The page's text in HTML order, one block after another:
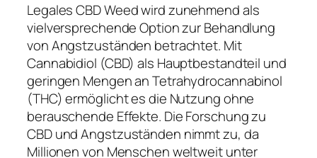
Legales CBD Weed wird zunehmend als
vielversprechende Option zur Behandlung
von Angstzuständen betrachtet. Mit
Cannabidiol (CBD) als Hauptbestandteil und
geringen Mengen an Tetrahydrocannabinol
(THC) ermöglicht es die Nutzung ohne
berauschende Effekte. Die Forschung zu
CBD und Angstzuständen nimmt zu, da
Millionen von Menschen weltweit unter